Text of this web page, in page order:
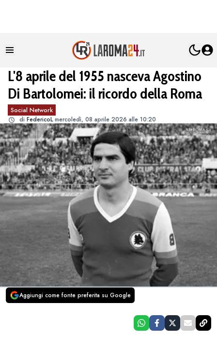
L'8 aprile del 1955 nasceva Agostino
Di Bartolomei: il ricordo della Roma
Social Network
di FedericoL mercoledì, 08 aprile 2026 alle 10:20
Aggiungi come fonte preferita su Google